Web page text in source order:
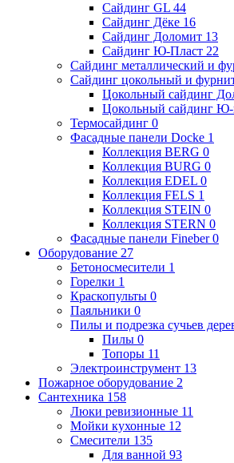
Сайдинг GL 44
Сайдинг Дёке 16
Сайдинг Доломит 13
Сайдинг Ю-Пласт 22
Сайдинг металлический и
Сайдинг цокольный и
Цокольный сайдинг
Цокольный сайдинг Ю-
Термосайдинг 0
Фасадные панели Docke 1
Коллекция BERG 0
Коллекция BURG 0
Коллекция EDEL 0
Коллекция FELS 1
Коллекция STEIN 0
Коллекция STERN 0
Фасадные панели Fineber0
Оборудование 27
Бетоносмесители 1
Горелки 1
Краскопульты 0
Паяльники 0
Пилы и подрезка сучьев
Пилы 0
Топоры 11
Электроинструмент 13
Пожарное оборудование 2
Сантехника 158
Люки ревизионные 11
Мойки кухонные 12
Смесители 135
Для ванной 93